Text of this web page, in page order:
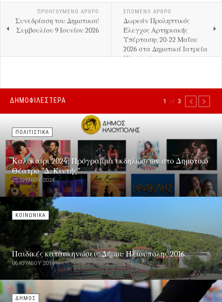
ΠΡΟΗΓΟΎΜΕΝΟ ΑΡΘΡΟ
Συνεδρίαση του Δημοτικού
Συμβουλίου 9 Ιουνίου 2026
ΕΠΟΜΕΝΟ ΑΡΘΡΟ
Δωρεάν Προληπτικός
Έλεγχος Αρτηριακής
Υπέρτασης 20-22 Μαΐου
2026 στα Δημοτικά Ιατρεία
Ηλιούπολης
ΔΗΜΟΦΙΛΕΣΤΕΡΑ
ΠΟΛΙΤΙΣΤΙΚΑ
Καλοκαίρι 2024: Πρόγραμμα εκδηλώσεων στο Δημοτικό
Θέατρο "Δ. Κιντής"
25 ΙΟΥΝΊΟΥ 2024
ΚΟΙΝΩΝΙΚΑ
Παιδικές κατασκηνώσεις Δήμου Ηλιούπολης 2016
06 ΙΟΥΝΊΟΥ 2016
ΔΗΜΟΣ
1 of 3 PREVIOUS
NEXT